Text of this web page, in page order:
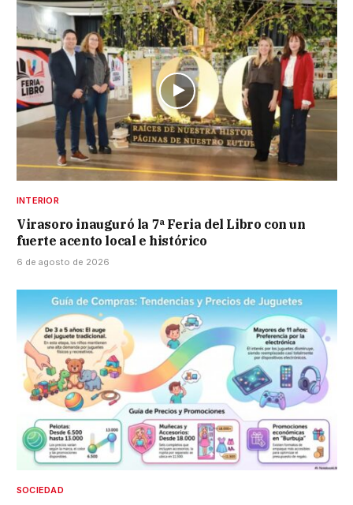
INTERIOR
Virasoro inauguró la 7ª Feria del Libro con un
fuerte acento local e histórico
6 de agosto de 2026
SOCIEDAD